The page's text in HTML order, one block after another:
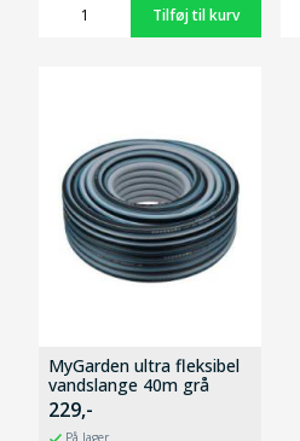
MyGarden ultra fleksibel
vandslange 40m grå
229,-